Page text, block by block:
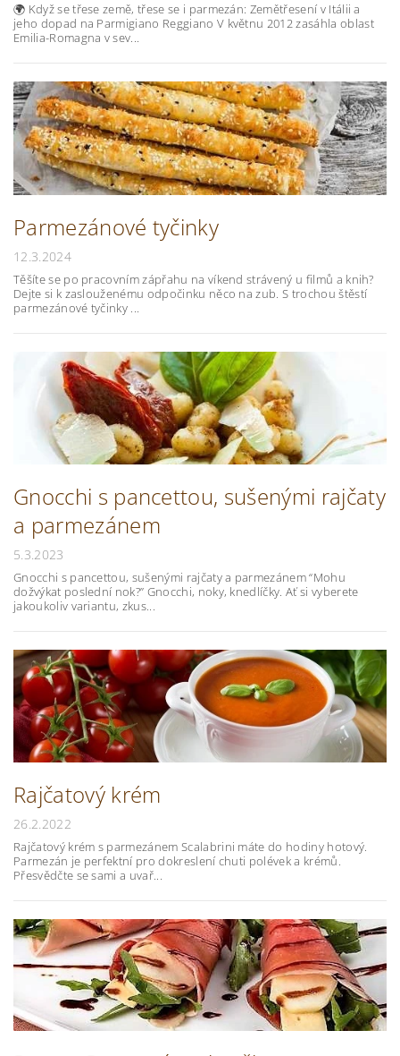
🌍 Když se třese země, třese se i parmezán: Zemětřesení v Itálii a
jeho dopad na Parmigiano Reggiano V květnu 2012 zasáhla oblast
Emilia-Romagna v sev...
Parmezánové tyčinky
12.3.2024
Těšíte se po pracovním zápřahu na víkend strávený u filmů a knih?
Dejte si k zaslouženému odpočinku něco na zub. S trochou štěstí
parmezánové tyčinky ...
Gnocchi s pancettou, sušenými rajčaty
a parmezánem
5.3.2023
Gnocchi s pancettou, sušenými rajčaty a parmezánem “Mohu
dožvýkat poslední nok?” Gnocchi, noky, knedlíčky. Ať si vyberete
jakoukoliv variantu, zkus...
Rajčatový krém
26.2.2022
Rajčatový krém s parmezánem Scalabrini máte do hodiny hotový.
Parmezán je perfektní pro dokreslení chuti polévek a krémů.
Přesvědčte se sami a uvař...